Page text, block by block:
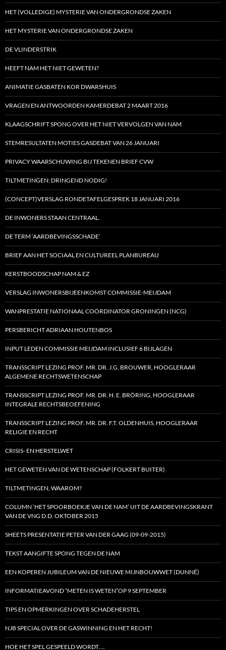
HET (VOLLEDIGE) MYSTERIE VAN ONDERGRONDSE ZAKEN
HET MYSTERIE VAN ONDERGRONDSE ZAKEN
DE VLINDERSTRIK
HEEFT NAM HET NIET GEWETEN?
ANIMATIE GASBATEN KOR DWARSHUIS
VRAGEN EN ANTWOORDEN KAMERDEBAT 2 MAART 2016
KLAAGSCHRIFT SPONG OVER HET NIET VERVOLGEN VAN NAM
STEMRESULTATEN MOTIES GASDEBAT VAN 26 JANUARI
PRIVACY WAARSCHUWING BIJ TEKENEN BRIEF CVW
TILTMETINGEN: DRINGEND NODIG!
(CONCEPT)VERSLAG RONDETAFELGESPREK 18 JANUARI 2016
DE INWONERS STAAN CENTRAAL.
DE TERM ‘AARDBEVINGSSCHADE’
BRIEF AAN HET SOCIAAL EN CULTUREEL PLANBUREAU
KERSTBOODSCHAP NAM & EZ
VERSLAG INWONERSBIJEENKOMST COMMISSIE-MEIJDAM
WANPRESTATIE NATIONAAL COÖRDINATOR GRONINGEN (NCG)
PERSBERICHT ADRIAAN HOUTENBOS
INPUT LEDEN COMMISSIE MEIJDAM INCLUSIEF 6 BIJLAGEN
TRANSSCRIPT LEZING PROF. MR. DR. J.G. BROUWER, HOOGLERAAR
ALGEMENE RECHTSWETENSCHAP
TRANSSCRIPT LEZING PROF. MR. DR. H. E. BRÖRING, HOOGLERAAR
INTEGRALE RECHTSBEOEFENING
TRANSSCRIPT LEZING PROF. MR. DR. F.T. OLDENHUIS, HOOGLERAAR
RELIGIE EN RECHT
CRISIS- EN HERSTELWET
HET GEWETEN VAN DE WETENSCHAP (FOLKERT BUITER)
TILTMETINGEN, WAAROM?
COLUMN ‘HET SPOORBOEKJE VAN DE NAM’ UIT DE AARDBEVINGSKRANT
VAN DE VNG D.D. OKTOBER 2015
SHEETS PRESENTATIE PETER VAN DER GAAG (09-09-2015)
TEKST AANGIFTE SPONG TEGEN DE NAM
EEN KOPEREN JUBILEUM VAN DE NIEUWE MIJNBOUWWET (DUNNÉ)
INFORMATIEAVOND “METEN IS WETEN”OP 9 SEPTEMBER
TIPS EN OPMERKINGEN OVER SCHADEHERSTEL
NJB SPECIAL OVER DE GASWINNING EN HET RECHT!
HOE HET SPEL GESPEELD WORDT….